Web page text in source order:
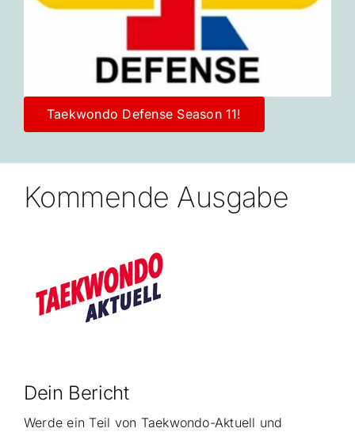
Taekwondo Defense Season 11!
Kommende Ausgabe
Dein Bericht
Werde ein Teil von Taekwondo-Aktuell und